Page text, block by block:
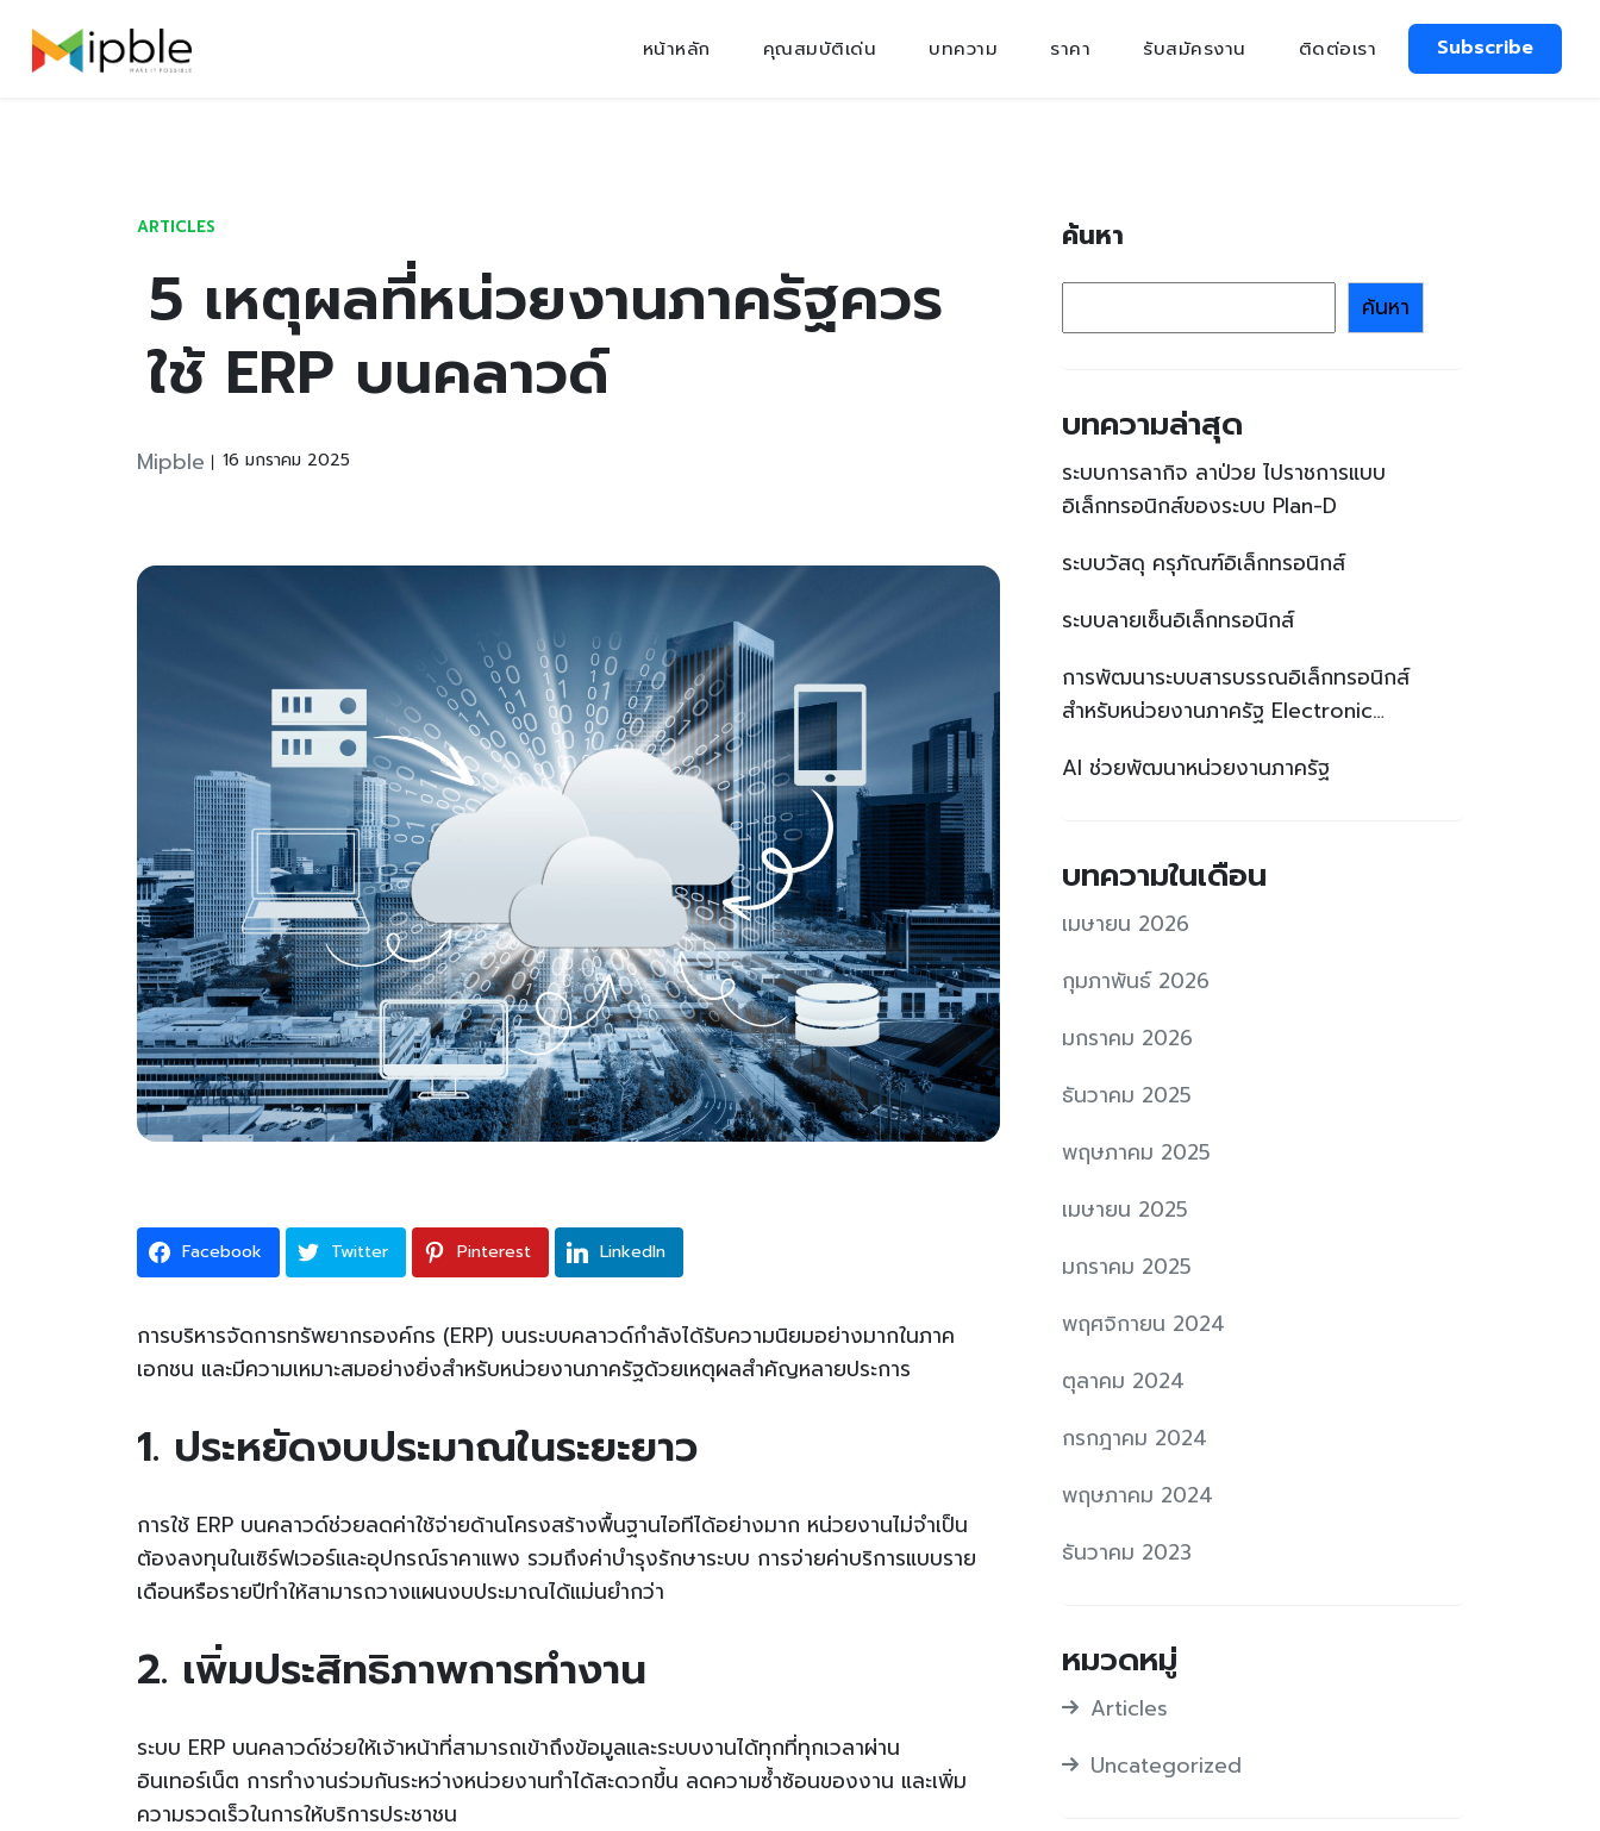
content
หน้าหลัก คุณสมบัติเด่น บทความ ราคา รับสมัครงาน ติดต่อเรา Subscribe
ARTICLES
5 เหตุผลที่หน่วยงานภาครัฐควร
ใช้ ERP บนคลาวด์
Mipble 16 มกราคม 2025
Facebook Twitter Pinterest LinkedIn
การบริหารจัดการทรัพยากรองค์กร (ERP) บนระบบคลาวด์กำลังได้รับความนิยมอย่างมากในภาค
เอกชน และมีความเหมาะสมอย่างยิ่งสำหรับหน่วยงานภาครัฐด้วยเหตุผลสำคัญหลายประการ
1. ประหยัดงบประมาณในระยะยาว
การใช้ ERP บนคลาวด์ช่วยลดค่าใช้จ่ายด้านโครงสร้างพื้นฐานไอทีได้อย่างมาก หน่วยงานไม่จำเป็น
ต้องลงทุนในเซิร์ฟเวอร์และอุปกรณ์ราคาแพง รวมถึงค่าบำรุงรักษาระบบ การจ่ายค่าบริการแบบราย
เดือนหรือรายปีทำให้สามารถวางแผนงบประมาณได้แม่นยำกว่า
2. เพิ่มประสิทธิภาพการทำงาน
ระบบ ERP บนคลาวด์ช่วยให้เจ้าหน้าที่สามารถเข้าถึงข้อมูลและระบบงานได้ทุกที่ทุกเวลาผ่าน
อินเทอร์เน็ต การทำงานร่วมกันระหว่างหน่วยงานทำได้สะดวกขึ้น ลดความซ้ำซ้อนของงาน และเพิ่ม
ความรวดเร็วในการให้บริการประชาชน
ค้นหา
ค้นหา
บทความล่าสุด
ระบบการลากิจ ลาป่วย ไปราชการแบบ
อิเล็กทรอนิกส์ของระบบ Plan-D
ระบบวัสดุ ครุภัณฑ์อิเล็กทรอนิกส์
ระบบลายเซ็นอิเล็กทรอนิกส์
การพัฒนาระบบสารบรรณอิเล็กทรอนิกส์
สำหรับหน่วยงานภาครัฐ Electronic
Development for Government
AI ช่วยพัฒนาหน่วยงานภาครัฐ
บทความในเดือน
เมษายน 2026
กุมภาพันธ์ 2026
มกราคม 2026
ธันวาคม 2025
พฤษภาคม 2025
เมษายน 2025
มกราคม 2025
พฤศจิกายน 2024
ตุลาคม 2024
กรกฎาคม 2024
พฤษภาคม 2024
ธันวาคม 2023
หมวดหมู่
Articles
Uncategorized